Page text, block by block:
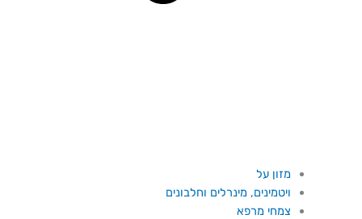
מזון על
ויטמינים, מינרלים וחלבונים
צמחי מרפא